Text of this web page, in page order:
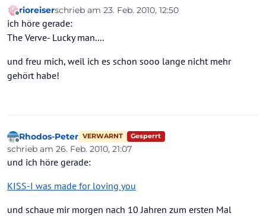
Offline
rioreiserschrieb am 23. Feb. 2010, 12:50
zuletzt editiert von
ich höre gerade:
The Verve- Lucky man....
und freu mich, weil ich es schon sooo lange nicht mehr
gehört habe!
Offline
Rhodos-Peter VERWARNT Gesperrt
schrieb am 26. Feb. 2010, 21:07
zuletzt editiert von
und ich höre gerade:
KISS-I was made for loving you
und schaue mir morgen nach 10 Jahren zum ersten Mal